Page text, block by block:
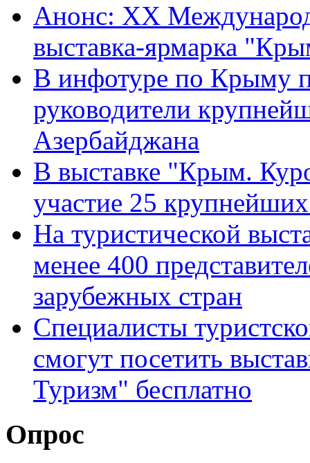
Анонс: XX
выставка-ярмарка
В инфотуре по Крыму
руководители
Азербайджана
В выставке "Крым.
участие 25
На туристической
менее 400
зарубежных стран
Специалисты
смогут посетить
Туризм" бесплатно
Опрос